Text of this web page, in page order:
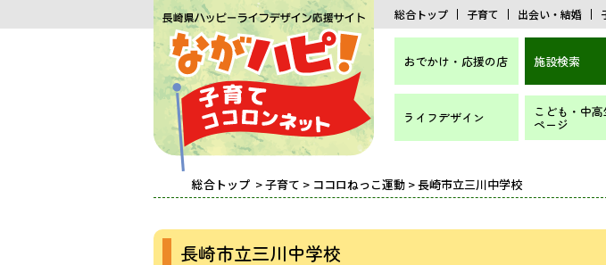
総合トップ 子育て 出会い・結婚
おでかけ・応援の店 施設検索
ライフデザイン こども・中
ページ
総合トップ >子育て > ココロねっこ運動 > 長崎市立三川中学校
長崎市立三川中学校